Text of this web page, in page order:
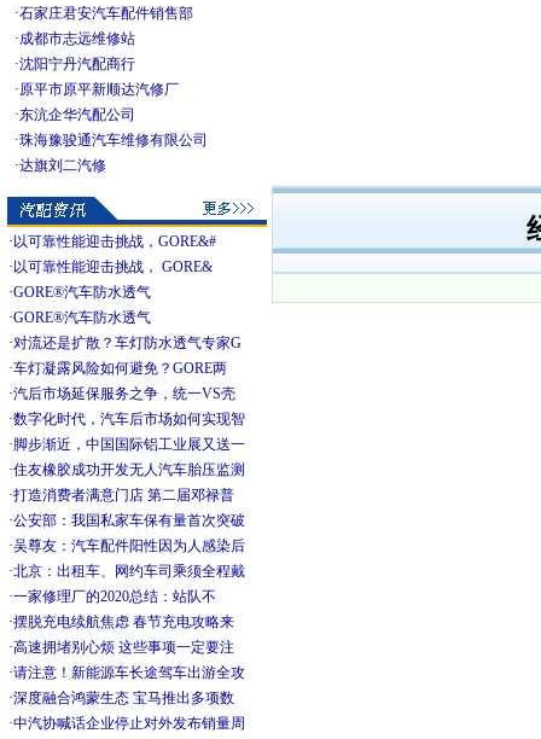
·石家庄君安汽车配件销售部
·成都市志远维修站
·沈阳宁丹汽配商行
·原平市原平新顺达汽修厂
·东沆企华汽配公司
·珠海豫骏通汽车维修有限公司
·达旗刘二汽修
· 以可靠性能迎击挑战，GORE&#
· 以可靠性能迎击挑战， GORE&
·GORE®汽车防水透气
·GORE®汽车防水透气
·对流还是扩散？车灯防水透气专家G
·车灯凝露风险如何避免？GORE两
·汽后市场延保服务之争，统一VS壳
·数字化时代，汽车后市场如何实现智
· 脚步渐近，中国国际铝工业展又送一
·住友橡胶成功开发无人汽车胎压监测
·打造消费者满意门店 第二届邓禄普
·公安部：我国私家车保有量首次突破
·吴尊友：汽车配件阳性因为人感染后
·北京：出租车、网约车司乘须全程戴
·一家修理厂的2020总结：站队不
·摆脱充电续航焦虑 春节充电攻略来
·高速拥堵别心烦 这些事项一定要注
·请注意！新能源车长途驾车出游全攻
·深度融合鸿蒙生态 宝马推出多项数
·中汽协喊话企业停止对外发布销量周